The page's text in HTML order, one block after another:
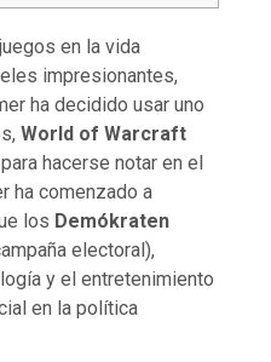
en la vida
impresionantes,
ha decidido usar uno
World of Warcraft
hacerse notar en el
ha comenzado a
los Demókraten
electoral),
y el entretenimiento
en la política